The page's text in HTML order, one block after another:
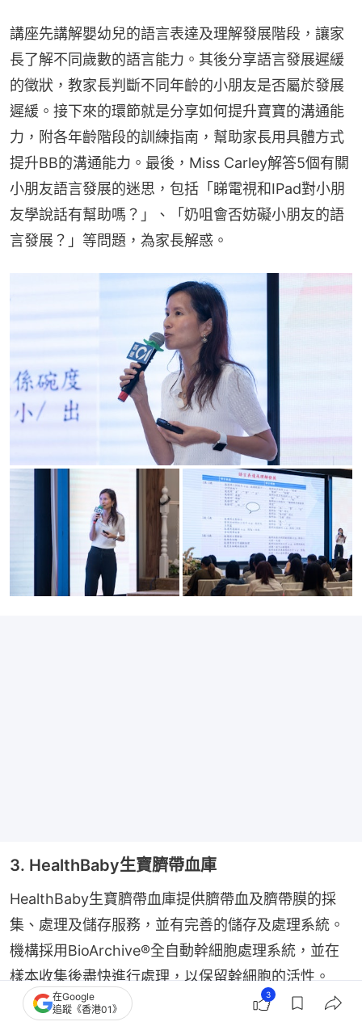
講座先講解嬰幼兒的語言表達及理解發展階段，讓家
長了解不同歲數的語言能力。其後分享語言發展遲緩
的徵狀，教家長判斷不同年齡的小朋友是否屬於發展
遲緩。接下來的環節就是分享如何提升寶寶的溝通能
力，附各年齡階段的訓練指南，幫助家長用具體方式
提升BB的溝通能力。最後，Miss Carley解答5個有關
小朋友語言發展的迷思，包括「睇電視和IPad對小朋
友學說話有幫助嗎？」、「奶咀會否妨礙小朋友的語
言發展？」等問題，為家長解惑。
3. HealthBaby生寶臍帶血庫
HealthBaby生寶臍帶血庫提供臍帶血及臍帶膜的採
集、處理及儲存服務，並有完善的儲存及處理系統。
機構採用BioArchive®全自動幹細胞處理系統，並在
樣本收集後盡快進行處理，以保留幹細胞的活性。
機構重視臍帶血庫的品質和安全標準，已取得多項國
在Google
追蹤《香港01》
3